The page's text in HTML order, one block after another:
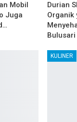
Mobil
Juga
Durian
Organik
Bulusari
KULINER